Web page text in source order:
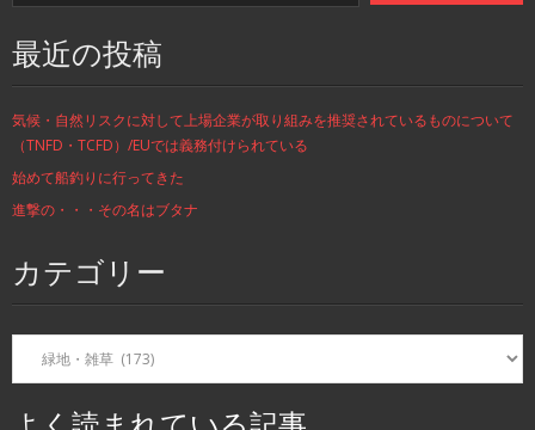
最近の投稿
気候・自然リスクに対して上場企業が取り組みを推奨されているものについて
（TNFD・TCFD）/EUでは義務付けられている
始めて船釣りに行ってきた
進撃の・・・その名はブタナ
カテゴリー
カ
ゴ
リ